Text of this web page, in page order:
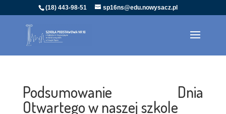
(18) 443-98-51 sp16ns@edu.nowysacz.pl
Podsumowanie Dnia
Otwartego w naszej szkole